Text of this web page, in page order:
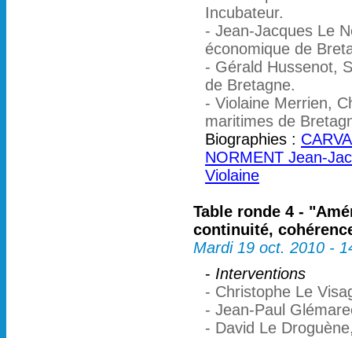
Incubateur.
- Jean-Jacques Le
économique de
- Gérald Hussenot,
de Bretagne.
- Violaine Merrien,
maritimes de
Biographies :
NORMENT Jean-
Violaine
Table ronde 4 -
continuité,
Mardi 19 oct. 2010 -
- Interventions
- Christophe Le
- Jean-Paul
- David Le